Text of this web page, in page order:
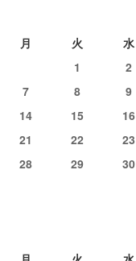
月 火 水
1
2
7
8 9
14
15 16
21
22 23
28
29 30